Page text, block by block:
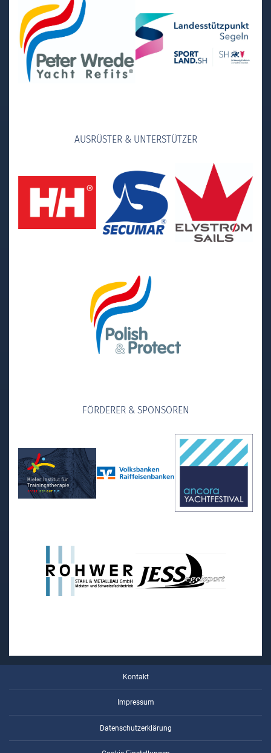
AUSRÜSTER & UNTERSTÜTZER
FÖRDERER & SPONSOREN
Kontakt
Impressum
Datenschutzerklärung